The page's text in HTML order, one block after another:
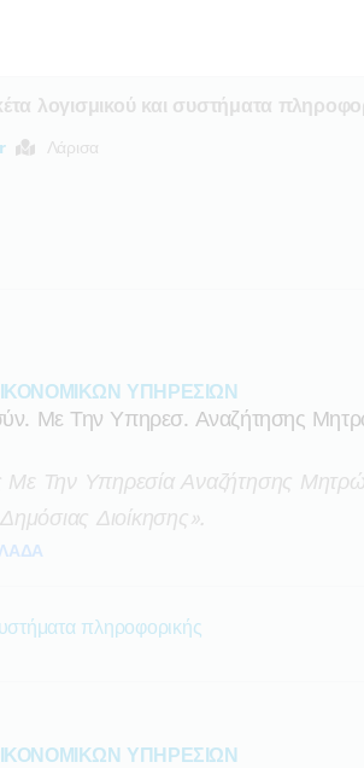
λογισμικού και συστήματα
Λάρισα
ΥΠΗΡΕΣΙΩΝ
Με Την Υπηρεσ. Αναζήτησης
Με Την Υπηρεσία Αναζήτησης
Διοίκησης».
πληροφορικής
ΥΠΗΡΕΣΙΩΝ